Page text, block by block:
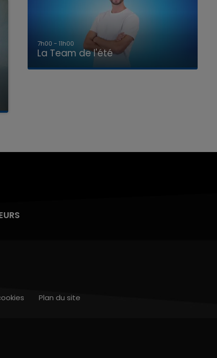
7h00 - 11h00
La Team de l'été
Plan du site